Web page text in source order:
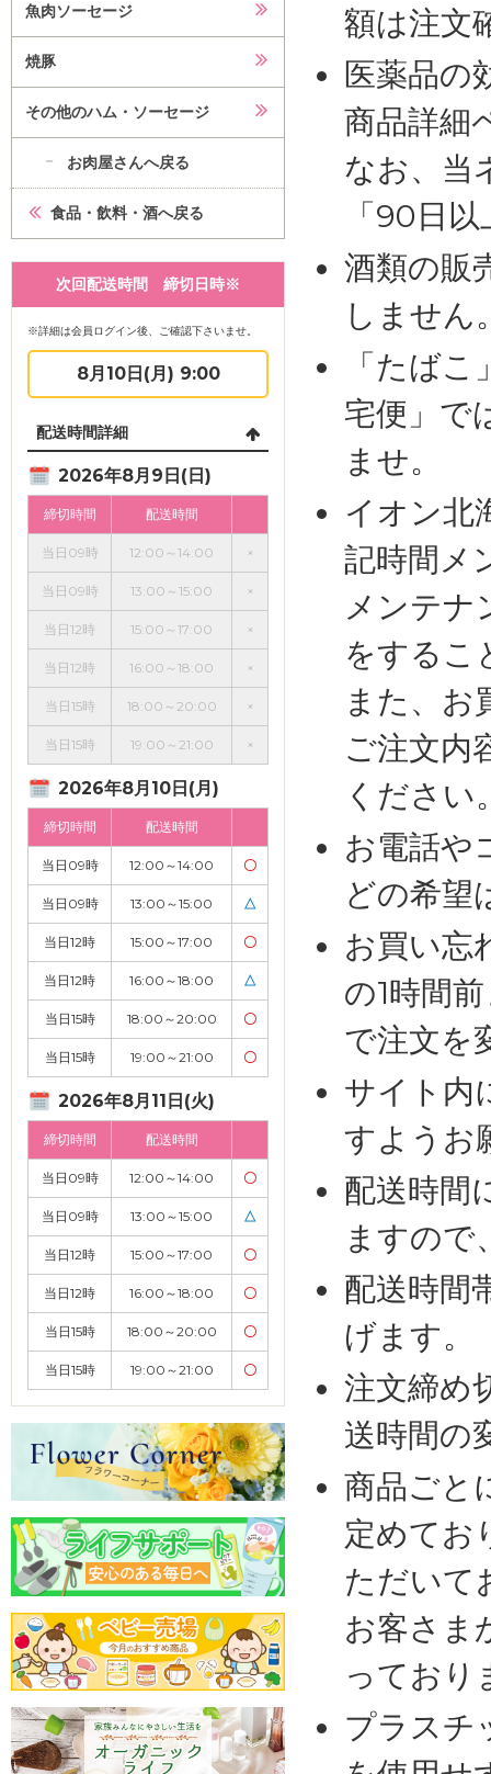
魚肉ソーセージ
焼豚
その他のハム・ソーセージ
お肉屋さんへ戻る
食品・飲料・酒へ戻る
次回配送時間 締切日時※
※詳細は会員ログイン後、ご確認下さいませ。
8月10日(月) 9:00
配送時間詳細
2026年8月9日(日)
締切時間 配送時間
当日09時 12:00～14:00 ×
当日09時 13:00～15:00 ×
当日12時 15:00～17:00 ×
当日12時 16:00～18:00 ×
当日15時 18:00～20:00 ×
当日15時 19:00～21:00 ×
2026年8月10日(月)
締切時間 配送時間
当日09時 12:00～14:00 〇
当日09時 13:00～15:00 △
当日12時 15:00～17:00 〇
当日12時 16:00～18:00 △
当日15時 18:00～20:00 〇
当日15時 19:00～21:00 〇
2026年8月11日(火)
締切時間 配送時間
当日09時 12:00～14:00 〇
当日09時 13:00～15:00 △
当日12時 15:00～17:00 〇
当日12時 16:00～18:00 〇
当日15時 18:00～20:00 〇
当日15時 19:00～21:00 〇
額は注文
医薬品の
商品詳細
なお、当
「90日
酒類の販
しません
「たば
宅便」で
ませ。
イオン北
記時間メ
メンテナ
をするこ
また、お
ご注文内
ください
お電話や
どの希望
お買い忘
の1時間
で注文を
サイト内
すようお
配送時間
ますので
配送時間
げます。
注文締め
送時間の
商品ごと
定めてお
ただいて
お客さま
っており
プラスチ